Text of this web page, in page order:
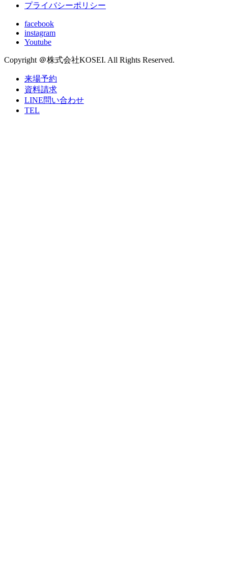
プライバシーポリシー
facebook
instagram
Youtube
Copyright ＠株式会社KOSEI. All Rights Reserved.
来場予約
資料請求
LINE問い合わせ
TEL